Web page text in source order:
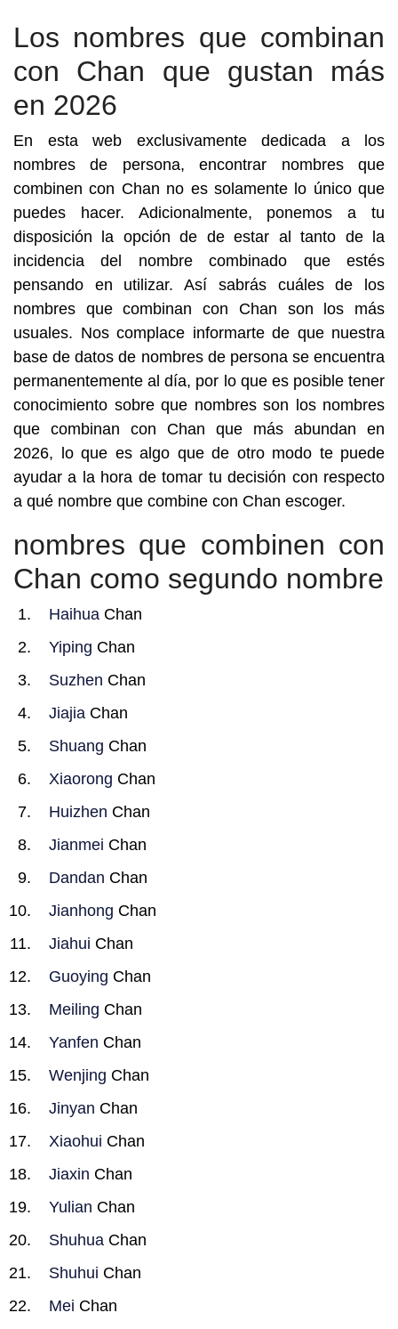
Los nombres que combinan
con Chan que gustan más
en 2026
En esta web exclusivamente dedicada a los
nombres de persona, encontrar nombres que
combinen con Chan no es solamente lo único que
puedes hacer. Adicionalmente, ponemos a tu
disposición la opción de de estar al tanto de la
incidencia del nombre combinado que estés
pensando en utilizar. Así sabrás cuáles de los
nombres que combinan con Chan son los más
usuales. Nos complace informarte de que nuestra
base de datos de nombres de persona se encuentra
permanentemente al día, por lo que es posible tener
conocimiento sobre que nombres son los nombres
que combinan con Chan que más abundan en
2026, lo que es algo que de otro modo te puede
ayudar a la hora de tomar tu decisión con respecto
a qué nombre que combine con Chan escoger.
nombres que combinen con
Chan como segundo nombre
Haihua Chan
Yiping Chan
Suzhen Chan
Jiajia Chan
Shuang Chan
Xiaorong Chan
Huizhen Chan
Jianmei Chan
Dandan Chan
Jianhong Chan
Jiahui Chan
Guoying Chan
Meiling Chan
Yanfen Chan
Wenjing Chan
Jinyan Chan
Xiaohui Chan
Jiaxin Chan
Yulian Chan
Shuhua Chan
Shuhui Chan
Mei Chan